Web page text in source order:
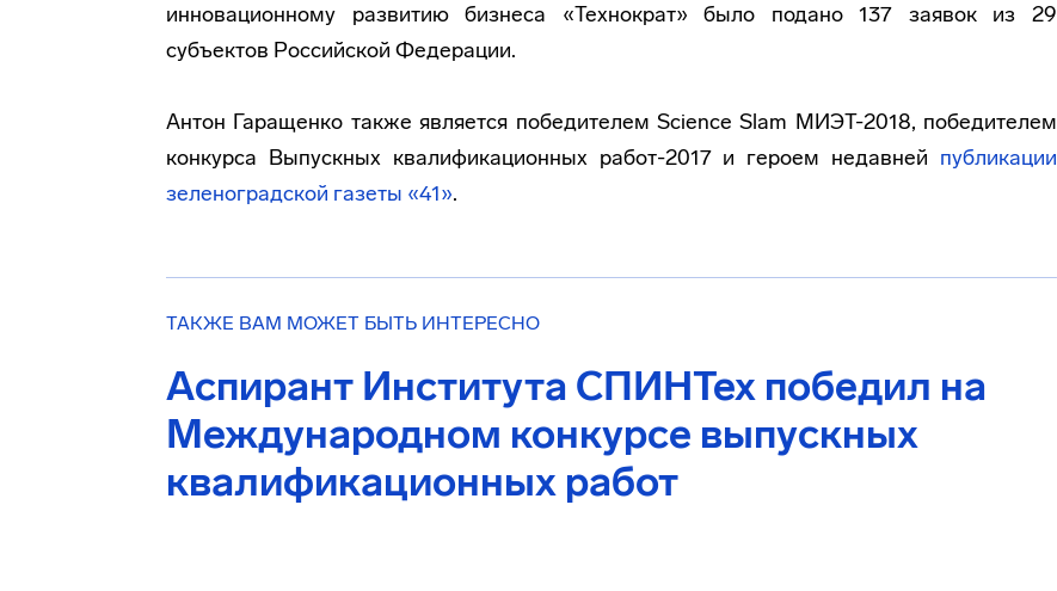
инновационному развитию бизнеса «Технократ» было подано 137 заявок из 29
субъектов Российской Федерации.
Антон Гаращенко также является победителем Science Slam МИЭТ-2018, победителем
конкурса Выпускных квалификационных работ-2017 и героем недавней публикации
зеленоградской газеты «41».
ТАКЖЕ ВАМ МОЖЕТ БЫТЬ ИНТЕРЕСНО
Аспирант Института СПИНТех победил на
Международном конкурсе выпускных
квалификационных работ